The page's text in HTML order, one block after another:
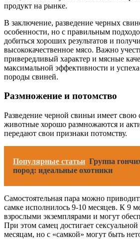
продукт на рынке.
В заключение, разведение черных
особенности, но с правильным
добиться хороших результатов и
высококачественное мясо. Важно
привередливый характер и мясные
максимальной эффективности и
породы свиней.
Размножение и потомство
Разведение черной свиньи имеет
животные хорошо размножаются и
передают свои признаки потомству.
Популярные статьи Группа
пород: идеальные охотники
Самостоятельная пара можно
самке исполнилось 9-10 месяцев. К 9
взрослыми экземплярами и могут
При этом самец достигает сексуальной
месяцам, но с «самкой» могут быть